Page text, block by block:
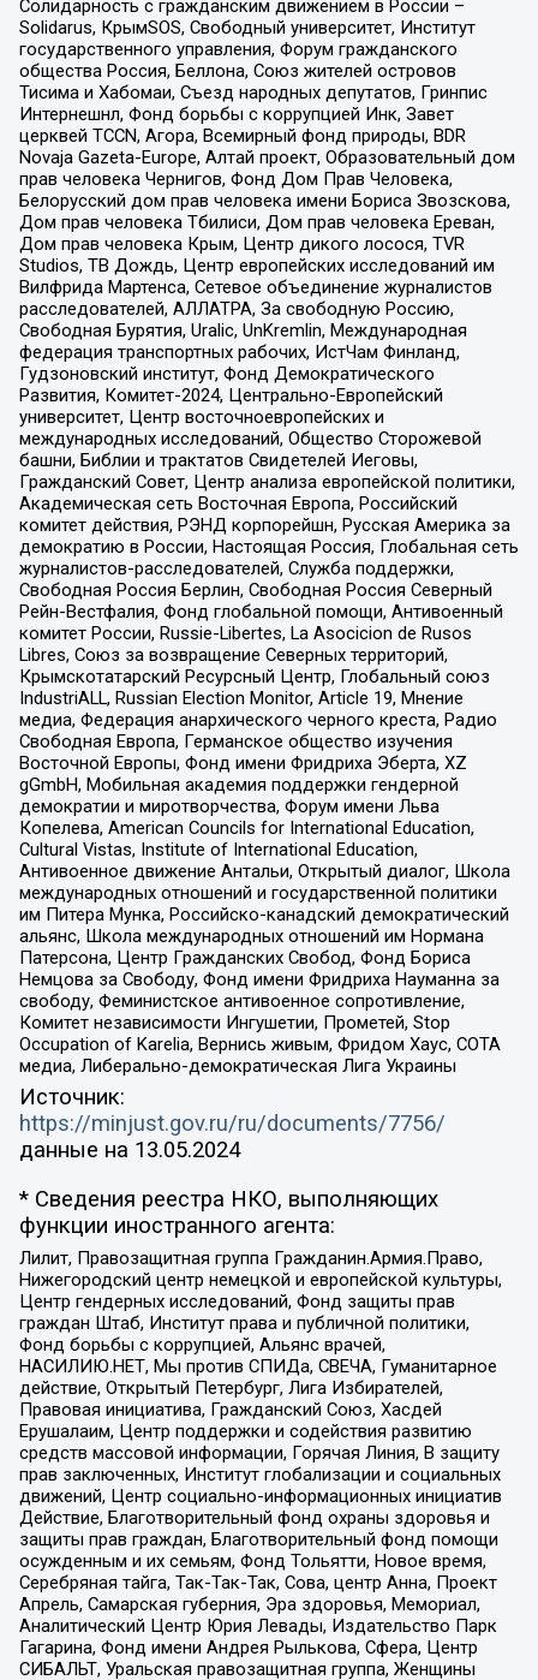
Солидарность с гражданским движением в России –
Solidarus, КрымSOS, Свободный университет, Институт
государственного управления, Форум гражданского
общества Россия, Беллона, Союз жителей островов
Тисима и Хабомаи, Съезд народных депутатов, Гринпис
Интернешнл, Фонд борьбы с коррупцией Инк, Завет
церквей TCCN, Агора, Всемирный фонд природы, BDR
Novaja Gazeta-Europe, Алтай проект, Образовательный дом
прав человека Чернигов, Фонд Дом Прав Человека,
Белорусский дом прав человека имени Бориса Звозскова,
Дом прав человека Тбилиси, Дом прав человека Ереван,
Дом прав человека Крым, Центр дикого лосося, TVR
Studios, ТВ Дождь, Центр европейских исследований им
Вилфрида Мартенса, Сетевое объединение журналистов
расследователей, АЛЛАТРА, За свободную Россию,
Свободная Бурятия, Uralic, UnKremlin, Международная
федерация транспортных рабочих, ИстЧам Финланд,
Гудзоновский институт, Фонд Демократического
Развития, Комитет-2024, Центрально-Европейский
университет, Центр восточноевропейских и
международных исследований, Общество Сторожевой
башни, Библии и трактатов Свидетелей Иеговы,
Гражданский Совет, Центр анализа европейской политики,
Академическая сеть Восточная Европа, Российский
комитет действия, РЭНД корпорейшн, Русская Америка за
демократию в России, Настоящая Россия, Глобальная сеть
журналистов-расследователей, Служба поддержки,
Свободная Россия Берлин, Свободная Россия Северный
Рейн-Вестфалия, Фонд глобальной помощи, Антивоенный
комитет России, Russie-Libertes, La Asocicion de Rusos
Libres, Союз за возвращение Северных территорий,
Крымскотатарский Ресурсный Центр, Глобальный союз
IndustriALL, Russian Election Monitor, Article 19, Мнение
медиа, Федерация анархического черного креста, Радио
Свободная Европа, Германское общество изучения
Восточной Европы, Фонд имени Фридриха Эберта, XZ
gGmbH, Мобильная академия поддержки гендерной
демократии и миротворчества, Форум имени Льва
Копелева, American Councils for International Education,
Cultural Vistas, Institute of International Education,
Антивоенное движение Антальи, Открытый диалог, Школа
международных отношений и государственной политики
им Питера Мунка, Российско-канадский демократический
альянс, Школа международных отношений им Нормана
Патерсона, Центр Гражданских Свобод, Фонд Бориса
Немцова за Свободу, Фонд имени Фридриха Науманна за
свободу, Феминистское антивоенное сопротивление,
Комитет независимости Ингушетии, Прометей, Stop
Occupation of Karelia, Вернись живым, Фридом Хаус, СОТА
медиа, Либерально-демократическая Лига Украины
Источник:
https://minjust.gov.ru/ru/documents/7756/
данные на 13.05.2024
* Сведения реестра НКО, выполняющих
функции иностранного агента:
Лилит, Правозащитная группа Гражданин.Армия.Право,
Нижегородский центр немецкой и европейской культуры,
Центр гендерных исследований, Фонд защиты прав
граждан Штаб, Институт права и публичной политики,
Фонд борьбы с коррупцией, Альянс врачей,
НАСИЛИЮ.НЕТ, Мы против СПИДа, СВЕЧА, Гуманитарное
действие, Открытый Петербург, Лига Избирателей,
Правовая инициатива, Гражданский Союз, Хасдей
Ерушалаим, Центр поддержки и содействия развитию
средств массовой информации, Горячая Линия, В защиту
прав заключенных, Институт глобализации и социальных
движений, Центр социально-информационных инициатив
Действие, Благотворительный фонд охраны здоровья и
защиты прав граждан, Благотворительный фонд помощи
осужденным и их семьям, Фонд Тольятти, Новое время,
Серебряная тайга, Так-Так-Так, Сова, центр Анна, Проект
Апрель, Самарская губерния, Эра здоровья, Мемориал,
Аналитический Центр Юрия Левады, Издательство Парк
Гагарина, Фонд имени Андрея Рылькова, Сфера, Центр
СИБАЛЬТ, Уральская правозащитная группа, Женщины